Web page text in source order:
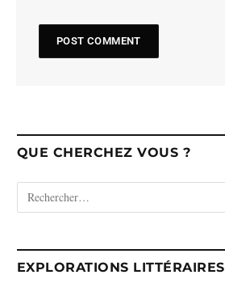
QUE CHERCHEZ VOUS ?
EXPLORATIONS LITTÉRAIRES